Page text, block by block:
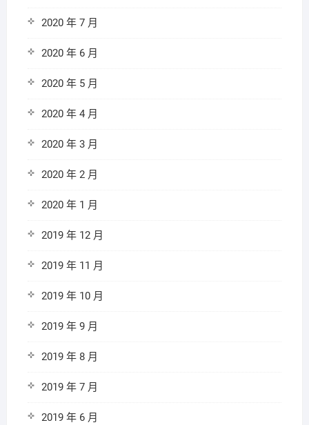
2020 年 7 月
2020 年 6 月
2020 年 5 月
2020 年 4 月
2020 年 3 月
2020 年 2 月
2020 年 1 月
2019 年 12 月
2019 年 11 月
2019 年 10 月
2019 年 9 月
2019 年 8 月
2019 年 7 月
2019 年 6 月